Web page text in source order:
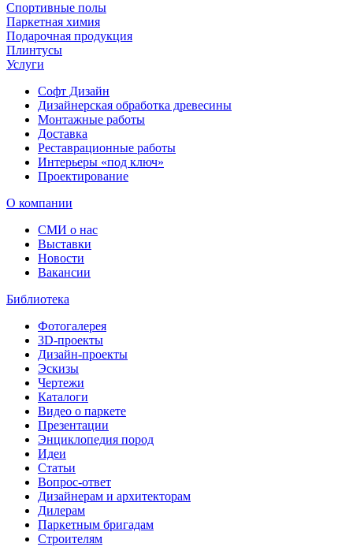
Спортивные полы
Паркетная химия
Подарочная продукция
Плинтусы
Услуги
Софт Дизайн
Дизайнерская обработка древесины
Монтажные работы
Доставка
Реставрационные работы
Интерьеры «под ключ»
Проектирование
О компании
СМИ о нас
Выставки
Новости
Вакансии
Библиотека
Фотогалерея
3D-проекты
Дизайн-проекты
Эскизы
Чертежи
Каталоги
Видео о паркете
Презентации
Энциклопедия пород
Идеи
Статьи
Вопрос-ответ
Дизайнерам и архитекторам
Дилерам
Паркетным бригадам
Строителям